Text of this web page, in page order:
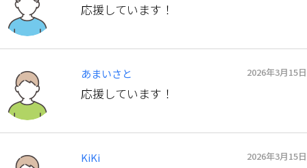
応援しています！
あまいさと 2026年3月15日
応援しています！
KiKi 2026年3月15日